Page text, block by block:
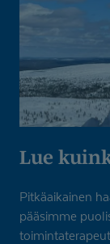
Lue
Pitkäaikainen
pääsimme